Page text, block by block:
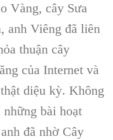
Vàng, cây Sưa
anh Viêng đã liên
thuận cây
của Internet và
diệu kỳ. Không
bài hoạt
đã nhờ Cây